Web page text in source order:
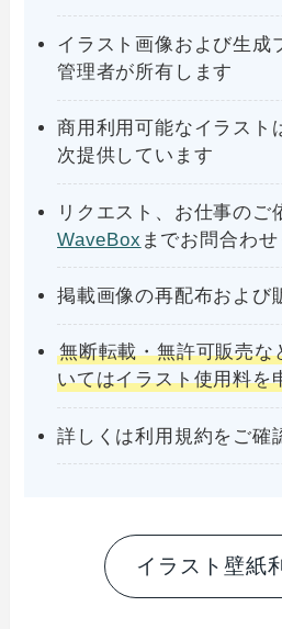
イラスト画像および生成
管理者が所有します
商用利用可能なイラスト
次提供しています
リクエスト、お仕事のご
WaveBox までお問合わ
掲載画像の再配布および
無断転載・無許可販売な
いてはイラスト使用料を
詳しくは利用規約をご確
イラスト壁紙